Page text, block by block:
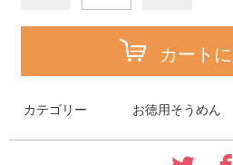
カート
カテゴリー お徳用そうめん